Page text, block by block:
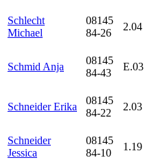
Schlecht
Michael
08145
84-26
2.04
Schmid Anja
08145
84-43
E.03
Schneider Erika
08145
84-22
2.03
Schneider
Jessica
08145
84-10
1.19